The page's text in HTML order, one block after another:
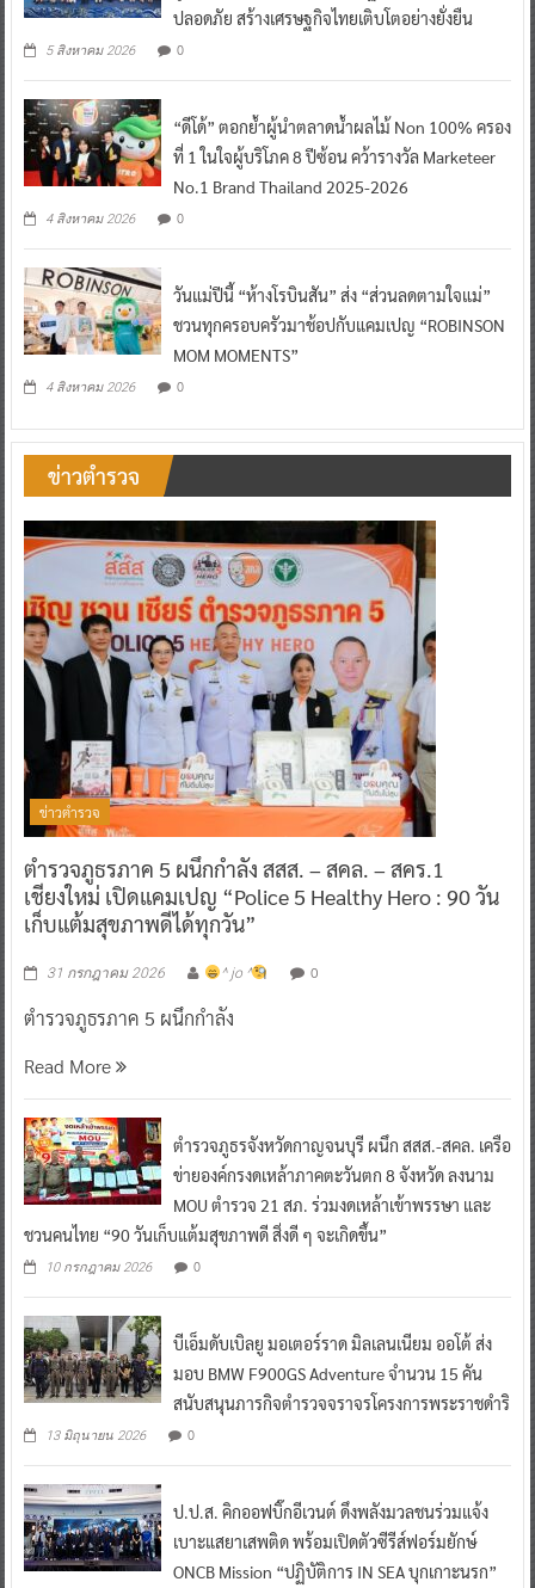
ปลอดภัย สร้างเศรษฐกิจไทยเติบโตอย่างยั่งยืน
5 สิงหาคม 2026 0
“ดีโด้” ตอกย้ำผู้นำตลาดน้ำผลไม้ Non 100% ครอง
ที่ 1 ในใจผู้บริโภค 8 ปีซ้อน คว้ารางวัล Marketeer
No.1 Brand Thailand 2025-2026
4 สิงหาคม 2026 0
วันแม่ปีนี้ “ห้างโรบินสัน” ส่ง “ส่วนลดตามใจแม่”
ชวนทุกครอบครัวมาช้อปกับแคมเปญ “ROBINSON
MOM MOMENTS”
4 สิงหาคม 2026 0
ข่าวตำรวจ
ข่าวตำรวจ
ตำรวจภูธรภาค 5 ผนึกกำลัง สสส. – สคล. – สคร.1
เชียงใหม่ เปิดแคมเปญ “Police 5 Healthy Hero : 90 วัน
เก็บแต้มสุขภาพดีได้ทุกวัน”
31 กรกฎาคม 2026 ^ jo ^ 0
ตำรวจภูธรภาค 5 ผนึกกำลัง
Read More
ตำรวจภูธรจังหวัดกาญจนบุรี ผนึก สสส.-สคล. เครือ
ข่ายองค์กรงดเหล้าภาคตะวันตก 8 จังหวัด ลงนาม
MOU ตำรวจ 21 สภ. ร่วมงดเหล้าเข้าพรรษา และ
ชวนคนไทย “90 วันเก็บแต้มสุขภาพดี สิ่งดี ๆ จะเกิดขึ้น”
10 กรกฎาคม 2026 0
บีเอ็มดับเบิลยู มอเตอร์ราด มิลเลนเนียม ออโต้ ส่ง
มอบ BMW F900GS Adventure จำนวน 15 คัน
สนับสนุนภารกิจตำรวจจราจรโครงการพระราชดำริ
13 มิถุนายน 2026 0
ป.ป.ส. คิกออฟบิ๊กอีเวนต์ ดึงพลังมวลชนร่วมแจ้ง
เบาะแสยาเสพติด พร้อมเปิดตัวซีรีส์ฟอร์มยักษ์
ONCB Mission “ปฏิบัติการ IN SEA บุกเกาะนรก”